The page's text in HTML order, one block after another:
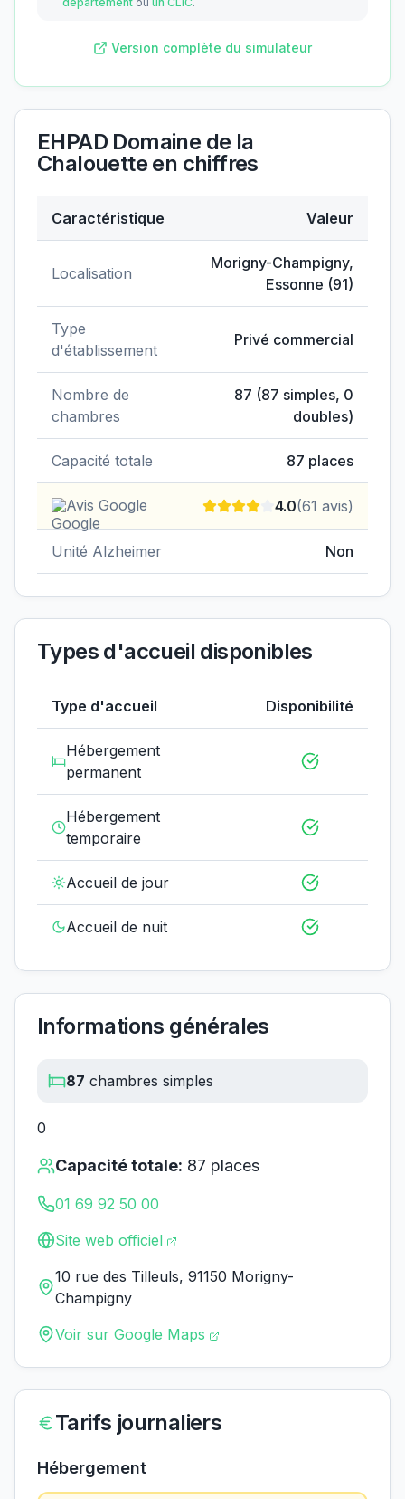
Version complète du simulateur
EHPAD Domaine de la
Chalouette en chiffres
Caractéristique Valeur
Localisation
Morigny-Champigny,
Essonne (91)
Type
d'établissement
Privé commercial
Nombre de
chambres
87 (87 simples, 0
doubles)
Capacité totale 87 places
Avis Google 4.0(61 avis)
Unité Alzheimer Non
Types d'accueil disponibles
Type d'accueil Disponibilité
Hébergement
permanent
Hébergement
temporaire
Accueil de jour
Accueil de nuit
Informations générales
87 chambres simples
0
Capacité totale: 87 places
01 69 92 50 00
Site web officiel
10 rue des Tilleuls, 91150 Morigny-
Champigny
Voir sur Google Maps
Tarifs journaliers
Hébergement